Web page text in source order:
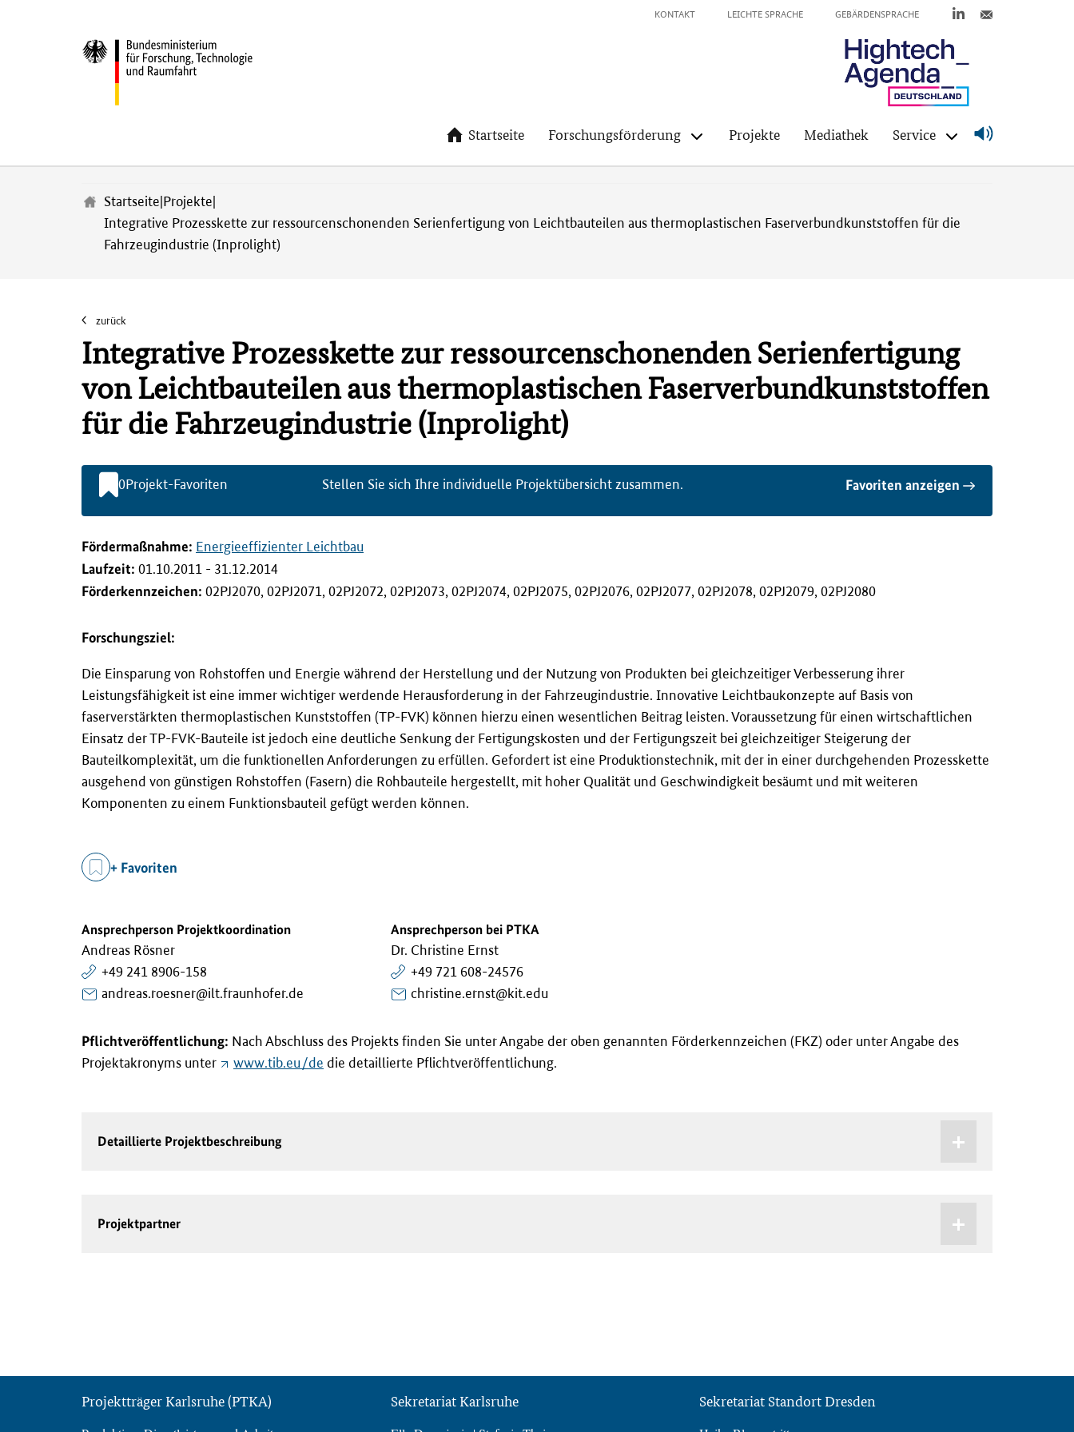
KONTAKT LEICHTE SPRACHE GEBÄRDENSPRACHE
Startseite Forschungsförderung Projekte Mediathek Service
Startseite Projekte
Integrative Prozesskette zur ressourcenschonenden Serienfertigung von Leichtbauteilen aus thermoplastischen Faserverbundkunststoffen für die
Fahrzeugindustrie (Inprolight)
zurück
Integrative Prozesskette zur ressourcenschonenden Serienfertigung
von Leichtbauteilen aus thermoplastischen Faserverbundkunststoffen
für die Fahrzeugindustrie (Inprolight)
0Projekt-Favoriten Stellen Sie sich Ihre individuelle Projektübersicht zusammen. Favoriten anzeigen
Fördermaßnahme: Energieeffizienter Leichtbau
Laufzeit: 01.10.2011 - 31.12.2014
Förderkennzeichen: 02PJ2070, 02PJ2071, 02PJ2072, 02PJ2073, 02PJ2074, 02PJ2075, 02PJ2076, 02PJ2077, 02PJ2078, 02PJ2079, 02PJ2080
Forschungsziel:
Die Einsparung von Rohstoffen und Energie während der Herstellung und der Nutzung von Produkten bei gleichzeitiger Verbesserung ihrer
Leistungsfähigkeit ist eine immer wichtiger werdende Herausforderung in der Fahrzeugindustrie. Innovative Leichtbaukonzepte auf Basis von
faserverstärkten thermoplastischen Kunststoffen (TP-FVK) können hierzu einen wesentlichen Beitrag leisten. Voraussetzung für einen wirtschaftlichen
Einsatz der TP-FVK-Bauteile ist jedoch eine deutliche Senkung der Fertigungskosten und der Fertigungszeit bei gleichzeitiger Steigerung der
Bauteilkomplexität, um die funktionellen Anforderungen zu erfüllen. Gefordert ist eine Produktionstechnik, mit der in einer durchgehenden Prozesskette
ausgehend von günstigen Rohstoffen (Fasern) die Rohbauteile hergestellt, mit hoher Qualität und Geschwindigkeit besäumt und mit weiteren
Komponenten zu einem Funktionsbauteil gefügt werden können.
+ Favoriten
Ansprechperson Projektkoordination
Andreas Rösner
+49 241 8906-158
andreas.roesner@ilt.fraunhofer.de
Ansprechperson bei PTKA
Dr. Christine Ernst
+49 721 608-24576
christine.ernst@kit.edu
Pflichtveröffentlichung: Nach Abschluss des Projekts finden Sie unter Angabe der oben genannten Förderkennzeichen (FKZ) oder unter Angabe des
Projektakronyms unter
www.tib.eu/de die detaillierte Pflichtveröffentlichung.
Detaillierte Projektbeschreibung
Projektpartner
Projektträger Karlsruhe (PTKA)
Sekretariat Karlsruhe
Sekretariat Standort Dresden